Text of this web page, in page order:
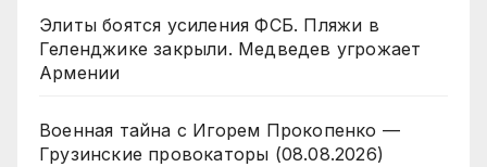
Элиты боятся усиления ФСБ. Пляжи в
Геленджике закрыли. Медведев угрожает
Армении
Военная тайна с Игорем Прокопенко —
Грузинские провокаторы (08.08.2026)